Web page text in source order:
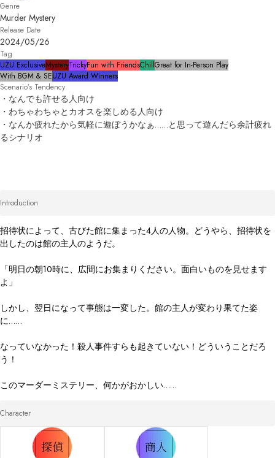
Genre
Murder Mystery
Release Date
2024/05/26
Tag
UZU ExclusiveMysteryTrickyFun with FriendsChillGreat for In-Person Play
With BGM & SEUZU Award Winners
Scenario’s Tendency
・なんでも許せる人向け
・わちゃわちゃとカオスを楽しめる人向け
・なんか疲れたから気軽に遊ぼうかなぁ……と思って遊んだら余計疲れ
るシナリオ
Introduction
招待状によって、古びた館に集まった4人の人物。どうやら、招待状を
出したのは館の主人のようだ。
「明日の朝10時に、広間にお集まりください。面白いものを見せます
よ」
しかし、翌日になって事態は一変した。館の主人が変わり果てた姿
に……
なっていなかった！殺人事件すらも起きていない！どういうことだろ
う！
このマーダーミステリー、何かがおかしい……
Character